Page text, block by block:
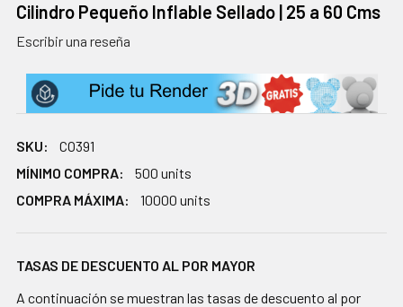
Cilindro Pequeño Inflable Sellado | 25 a 60 Cms
Escribir una reseña
SKU:
CO391
MÍNIMO COMPRA:
500 units
COMPRA MÁXIMA:
10000 units
TASAS DE DESCUENTO AL POR MAYOR
A continuación se muestran las tasas de descuento al por